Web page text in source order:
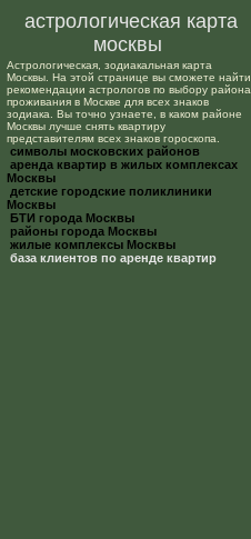
астрологическая карта
москвы
Астрологическая, зодиакальная карта
Москвы. На этой странице вы сможете найти
рекомендации астрологов по выбору района
проживания в Москве для всех знаков
зодиака. Вы точно узнаете, в каком районе
Москвы лучше снять квартиру
представителям всех знаков гороскопа.
cимволы московских районов
аренда квартир в жилых комплексах
Москвы
детские городские поликлиники
Москвы
БТИ города Москвы
районы города Москвы
жилые комплексы Москвы
база клиентов по аренде квартир